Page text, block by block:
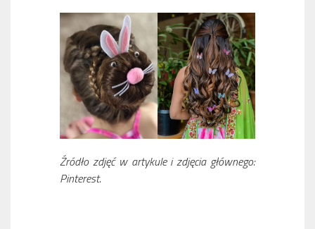
Źródło zdjęć w artykule i zdjęcia głównego:
Pinterest.